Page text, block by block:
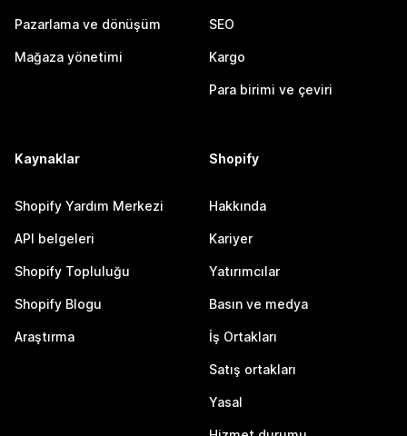
Pazarlama ve dönüşüm
Mağaza yönetimi
SEO
Kargo
Para birimi ve çeviri
Kaynaklar
Shopify Yardım Merkezi
API belgeleri
Shopify Topluluğu
Shopify Blogu
Araştırma
Shopify
Hakkında
Kariyer
Yatırımcılar
Basın ve medya
İş Ortakları
Satış ortakları
Yasal